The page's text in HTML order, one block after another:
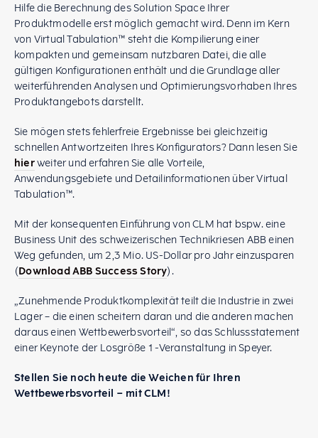
Hilfe die Berechnung des Solution Space Ihrer
Produktmodelle erst möglich gemacht wird. Denn im Kern
von Virtual Tabulation™ steht die Kompilierung einer
kompakten und gemeinsam nutzbaren Datei, die alle
gültigen Konfigurationen enthält und die Grundlage aller
weiterführenden Analysen und Optimierungsvorhaben Ihres
Produktangebots darstellt.
Sie mögen stets fehlerfreie Ergebnisse bei gleichzeitig
schnellen Antwortzeiten Ihres Konfigurators? Dann lesen Sie
hierweiter und erfahren Sie alle Vorteile,
Anwendungsgebiete und Detailinformationen über Virtual
Tabulation™.
Mit der konsequenten Einführung von CLM hat bspw. eine
Business Unit des schweizerischen Technikriesen ABB einen
Weg gefunden, um 2,3 Mio. US-Dollar pro Jahr einzusparen
(Download ABB Success Story).
„Zunehmende Produktkomplexität teilt die Industrie in zwei
Lager – die einen scheitern daran und die anderen machen
daraus einen Wettbewerbsvorteil“, so das Schlussstatement
einer Keynote der Losgröße 1-Veranstaltung in Speyer.
Stellen Sie noch heute die Weichen für Ihren
Wettbewerbsvorteil – mit CLM!